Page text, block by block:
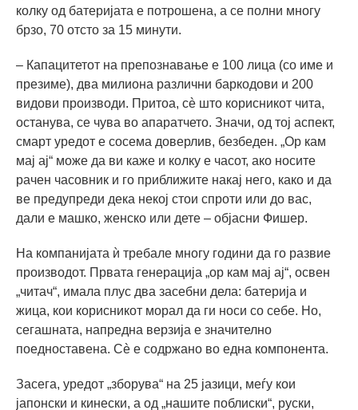
колку од батеријата е потрошена, а се полни многу
брзо, 70 отсто за 15 минути.
– Капацитетот на препознавање е 100 лица (со име и
презиме), два милиона различни баркодови и 200
видови производи. Притоа, сè што корисникот чита,
останува, се чува во апаратчето. Значи, од тој аспект,
смарт уредот е сосема доверлив, безбеден. „Ор кам
мај ај“ може да ви каже и колку е часот, ако носите
рачен часовник и го приближите накај него, како и да
ве предупреди дека некој стои спроти или до вас,
дали е машко, женско или дете – објасни Фишер.
На компанијата ѝ требале многу години да го развие
производот. Првата генерација „ор кам мај ај“, освен
„читач“, имала плус два засебни дела: батерија и
жица, кои корисникот морал да ги носи со себе. Но,
сегашната, напредна верзија е значително
поедноставена. Сè е содржано во една компонента.
Засега, уредот „зборува“ на 25 јазици, меѓу кои
јапонски и кинески, а од „нашите поблиски“, руски,